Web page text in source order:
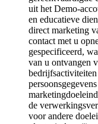
uit het Demo-
en educatieve
direct marketing
contact met u
gespecificeerd,
van u ontvangen
de
voor andere